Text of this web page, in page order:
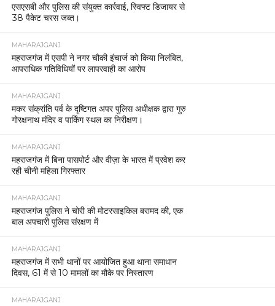
एसएसबी और पुलिस की संयुक्त कार्रवाई, स्विफ्ट डिजायर से
38 पैकेट चरस जब्त।
MAHARAJGANJ
महराजगंज में एसपी ने नगर चौकी इंचार्ज को किया निलंबित,
आपराधिक गतिविधियों पर लापरवाही का आरोप
MAHARAJGANJ
मकर संक्रांति पर्व के दृष्टिगत अपर पुलिस अधीक्षक द्वारा गुरु
गोरक्षनाथ मंदिर व पार्किंग स्थल का निरीक्षण।
MAHARAJGANJ
महराजगंज में बिना पासपोर्ट और वीज़ा के भारत में प्रवेश कर
रही चीनी महिला गिरफ्तार
MAHARAJGANJ
महराजगंज पुलिस ने चोरी की मोटरसाइकिल बरामद की, एक
बाल अपचारी पुलिस संरक्षण में
MAHARAJGANJ
महराजगंज में सभी थानों पर आयोजित हुआ थाना समाधान
दिवस, 61 में से 10 मामलों का मौके पर निस्तारण
MAHARAJGANJ